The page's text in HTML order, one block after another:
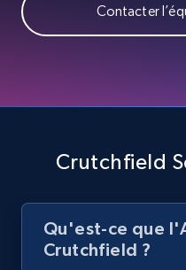
products using
URL, Product id, Title,
Contacter
Crutchfield
Qu'est-ce que
Crutchfield ?